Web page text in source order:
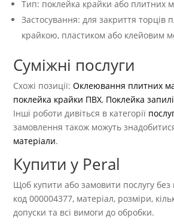
Тип: поклейка крайки або плитних
Застосування: для закриття торців
крайкою, пластиком або клейовим
Суміжні послуги
Схожі позиції:Оклеювання плитних
поклейка крайки ПВХ, Поклейка
Інші роботи дивіться в категорії
замовлення також можуть знадобитися
матеріали.
Купити у Peral
Щоб купити або замовити послугу без
код 000004377, матеріал, розміри,
допуски та всі вимоги до обробки.